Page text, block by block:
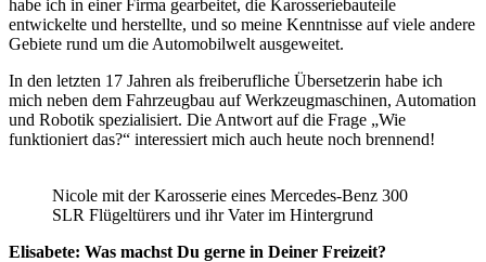
habe ich in einer Firma gearbeitet, die Karosseriebauteile
entwickelte und herstellte, und so meine Kenntnisse auf viele andere
Gebiete rund um die Automobilwelt ausgeweitet.
In den letzten 17 Jahren als freiberufliche Übersetzerin habe ich
mich neben dem Fahrzeugbau auf Werkzeugmaschinen, Automation
und Robotik spezialisiert. Die Antwort auf die Frage „Wie
funktioniert das?“ interessiert mich auch heute noch brennend!
Nicole mit der Karosserie eines Mercedes-Benz 300
SLR Flügeltürers und ihr Vater im Hintergrund
Elisabete: Was machst Du gerne in Deiner Freizeit?